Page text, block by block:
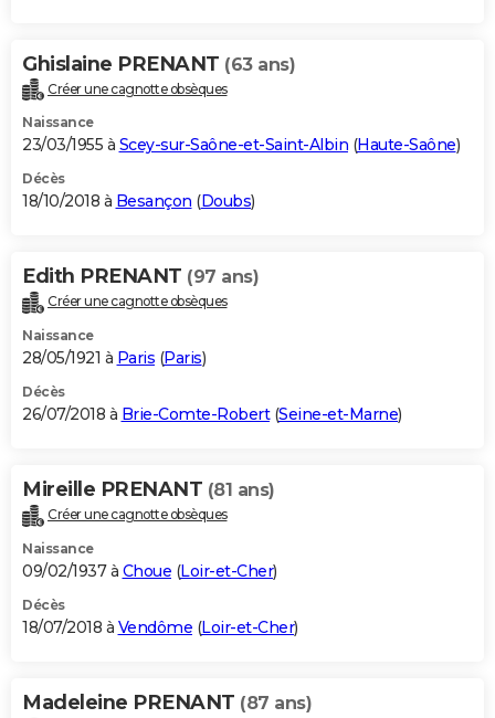
Ghislaine PRENANT (63 ans)
Créer une cagnotte obsèques
Naissance
23/03/1955 à Scey-sur-Saône-et-Saint-Albin (Haute-Saône)
Décès
18/10/2018 à Besançon (Doubs)
Edith PRENANT (97 ans)
Créer une cagnotte obsèques
Naissance
28/05/1921 à Paris (Paris)
Décès
26/07/2018 à Brie-Comte-Robert(Seine-et-Marne)
Mireille PRENANT (81 ans)
Créer une cagnotte obsèques
Naissance
09/02/1937 à Choue (Loir-et-Cher)
Décès
18/07/2018 à Vendôme (Loir-et-Cher)
Madeleine PRENANT (87 ans)